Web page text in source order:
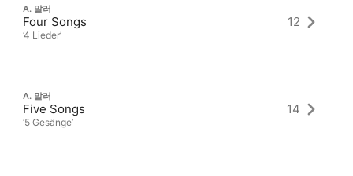
A. 말러
Four Songs
‘4 Lieder’
12
A. 말러
Five Songs
‘5 Gesänge’
14